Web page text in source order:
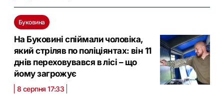
Буковина
На Буковині спіймали чоловіка,
який стріляв по поліціянтах: він 11
днів переховувався в лісі – що
йому загрожує
8 серпня 17:33